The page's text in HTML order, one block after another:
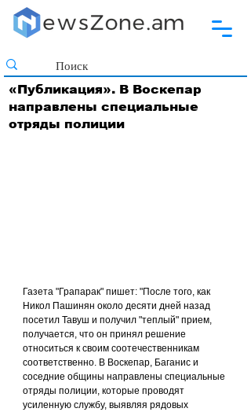
«Публикация». В Воскепар
направлены специальные
отряды полиции
Газета "Грапарак" пишет: "После того, как
Никол Пашинян около десяти дней назад
посетил Тавуш и получил "теплый" прием,
получается, что он принял решение
относиться к своим соотечественникам
соответственно. В Воскепар, Баганис и
соседние общины направлены специальные
отряды полиции, которые проводят
усиленную службу, выявляя рядовых